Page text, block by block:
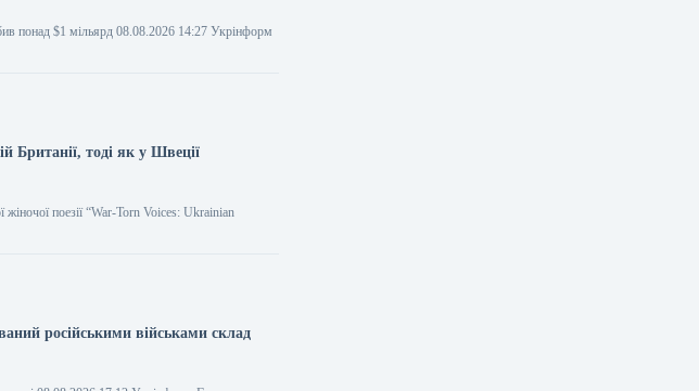
понад $1 мільярд 08.08.2026 14:27 Укрінформ
Британії, тоді як у Швеції
жіночої поезії “War-Torn Voices: Ukrainian
російськими військами склад